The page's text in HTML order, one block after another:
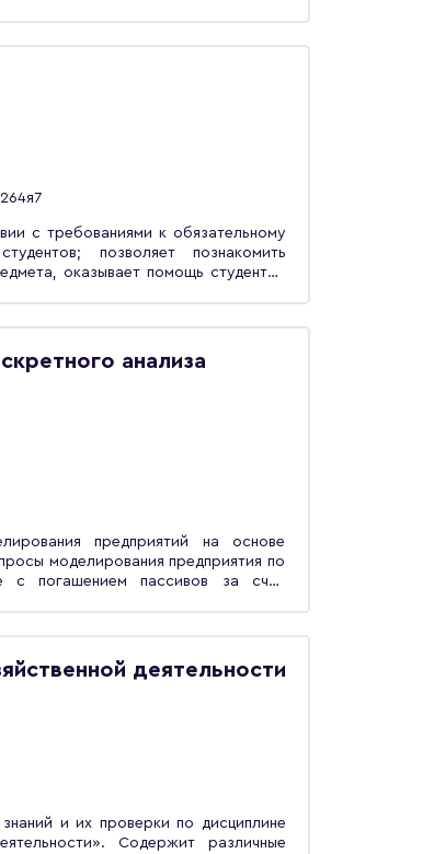
с требованиями к обязательному
позволяет познакомить
оказывает помощь студентам
анализа
предприятий на основе
моделирования предприятия по
с погашением пассивов за счет
с учетом постоянства или
модели формирования программы
модель получения прибыли за
максимизации прибыли при
предназначена для специалистов в
деятельности
и их проверки по дисциплине
Содержит различные